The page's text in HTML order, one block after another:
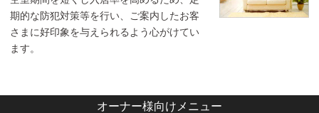
期的な防犯対策等を行い、ご案内したお客
さまに好印象を与えられるよう心がけてい
ます。
オーナー様向けメニュー